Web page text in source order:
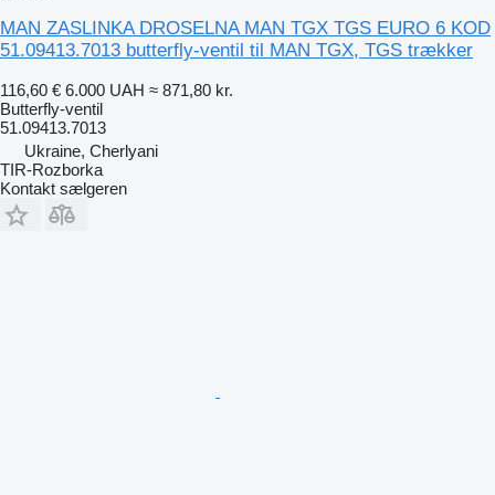
MAN ZASLINKA DROSELNA MAN TGX TGS EURO 6 KOD
51.09413.7013 butterfly-ventil til MAN TGX, TGS trækker
116,60 € 6.000 UAH ≈ 871,80 kr.
Butterfly-ventil
51.09413.7013
Ukraine, Cherlyani
TIR-Rozborka
Kontakt sælgeren